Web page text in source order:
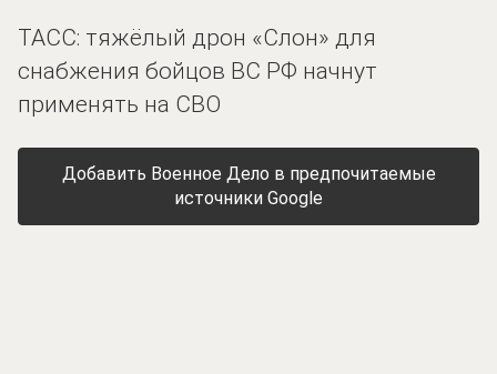
ТАСС: тяжёлый дрон «Слон» для
снабжения бойцов ВС РФ начнут
применять на СВО
Добавить Военное Дело в предпочитаемые
источники Google